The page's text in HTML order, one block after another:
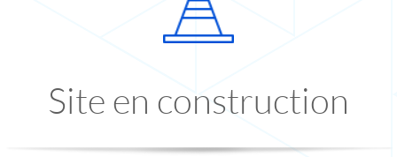
Site en construction